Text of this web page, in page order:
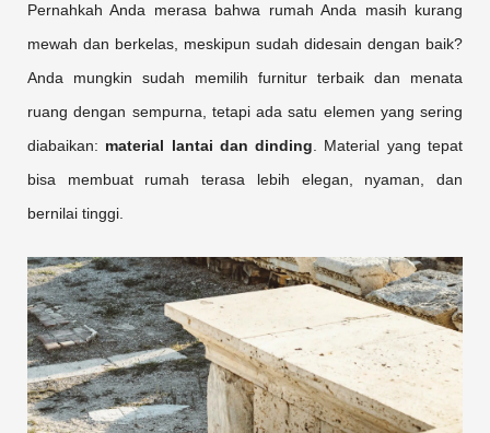
Pernahkah Anda merasa bahwa rumah Anda masih kurang
mewah dan berkelas, meskipun sudah didesain dengan baik?
Anda mungkin sudah memilih furnitur terbaik dan menata
ruang dengan sempurna, tetapi ada satu elemen yang sering
diabaikan: material lantai dan dinding . Material yang tepat
bisa membuat rumah terasa lebih elegan, nyaman, dan
bernilai tinggi.